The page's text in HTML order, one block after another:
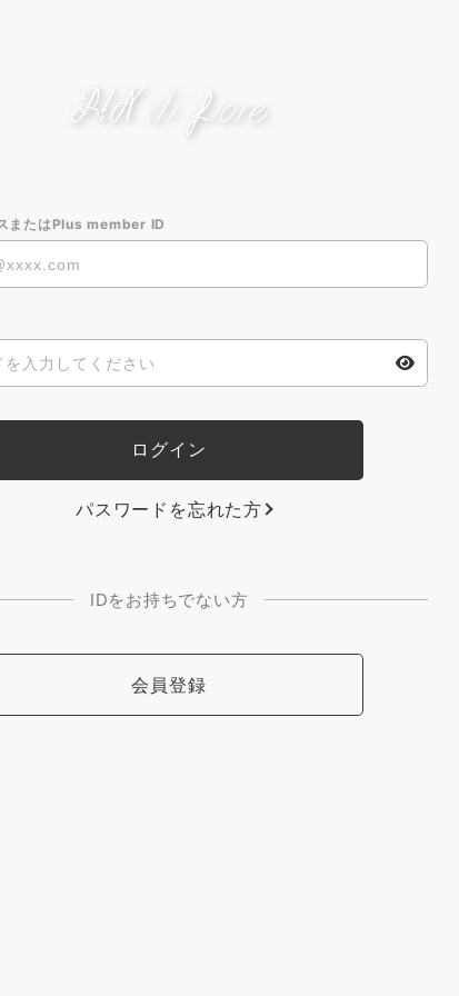
またはPlus member ID
パスワードを忘れた方
IDをお持ちでない方
会員登録